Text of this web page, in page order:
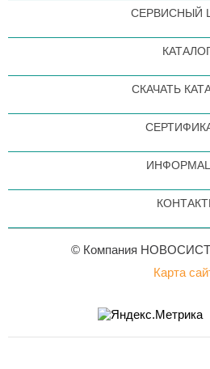
СЕРВИСНЫЙ
СКАЧАТЬ
© Компания
Карта